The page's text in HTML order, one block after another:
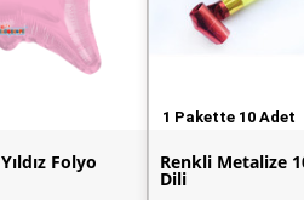
Folyo
1 Pakette 10 Adet
Renkli Metalize
Dili